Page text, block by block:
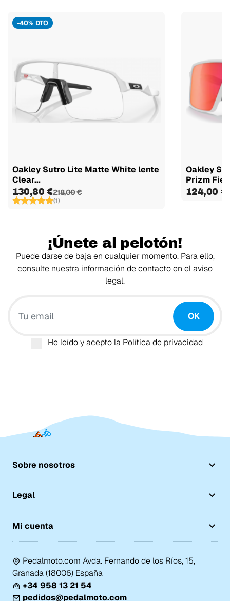
-40% DTO
Oakley Sutro Lite Matte White lente
Clear...
130,80 €218,00 €
(1)
Oakley
Prizm
124,00 €
¡Únete al pelotón!
Puede darse de baja en cualquier momento. Para ello,
consulte nuestra información de contacto en el aviso
legal.
OK
He leído y acepto la Política de privacidad
Sobre nosotros
Legal
Mi cuenta
Pedalmoto.com Avda. Fernando de los Ríos, 15,
Granada (18006) España
+34 958 13 21 54
pedidos@pedalmoto.com